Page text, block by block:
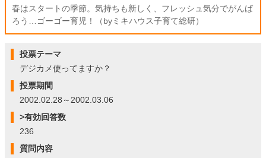
春はスタートの季節。気持ちも新しく、フレッシュ気分でがんば
ろう…ゴーゴー育児！（byミキハウス子育て総研）
投票テーマ
デジカメ使ってますか？
投票期間
2002.02.28～2002.03.06
>有効回答数
236
質問内容